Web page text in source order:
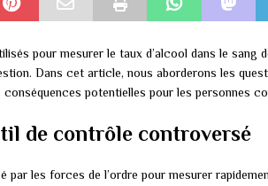
pour mesurer le taux d’alcool dans le sang
Dans cet article, nous aborderons les
potentielles pour les personnes
de contrôle controversé
par les forces de l’ordre pour mesurer